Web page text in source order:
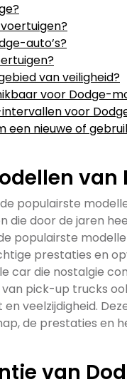
auto’s?
van veiligheid?
voor Dodge-
voor
een nieuwe of
van
populairste
die door de jaren
populairste
prestaties en
car die nostalgie
pick-up trucks
veelzijdigheid.
de prestaties en
van